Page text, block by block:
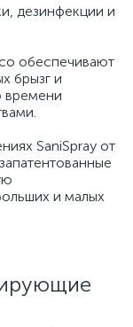
дезинфекции и
обеспечивают
брызг и
времени
SaniSpray от
и малых